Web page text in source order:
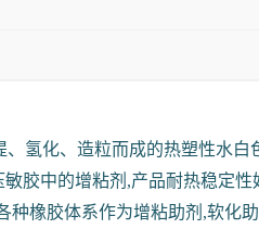
氢化、造粒而成的热塑性水白
胶中的增粘剂,产品耐热稳定性
种橡胶体系作为增粘助剂,软化